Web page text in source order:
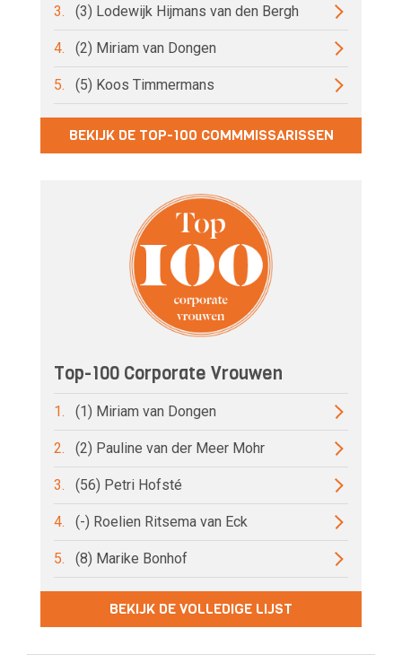
3. (3) Lodewijk Hijmans van den Bergh
4. (2) Miriam van Dongen
5. (5) Koos Timmermans
BEKIJK DE TOP-100 COMMMISSARISSEN
Top-100 Corporate Vrouwen
1. (1) Miriam van Dongen
2. (2) Pauline van der Meer Mohr
3. (56) Petri Hofsté
4. (-) Roelien Ritsema van Eck
5. (8) Marike Bonhof
BEKIJK DE VOLLEDIGE LIJST